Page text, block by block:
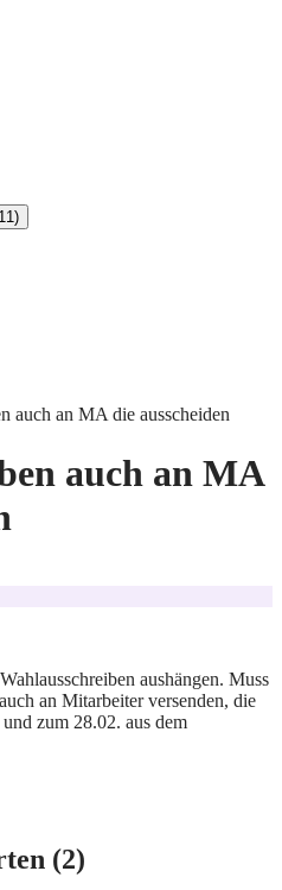
)
auch an MA die ausscheiden
auch an MA
aushängen. Muss
an Mitarbeiter versenden, die
zum 28.02. aus dem
(2)